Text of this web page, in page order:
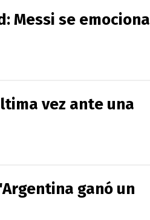
Messi se emociona
vez ante una
ganó un